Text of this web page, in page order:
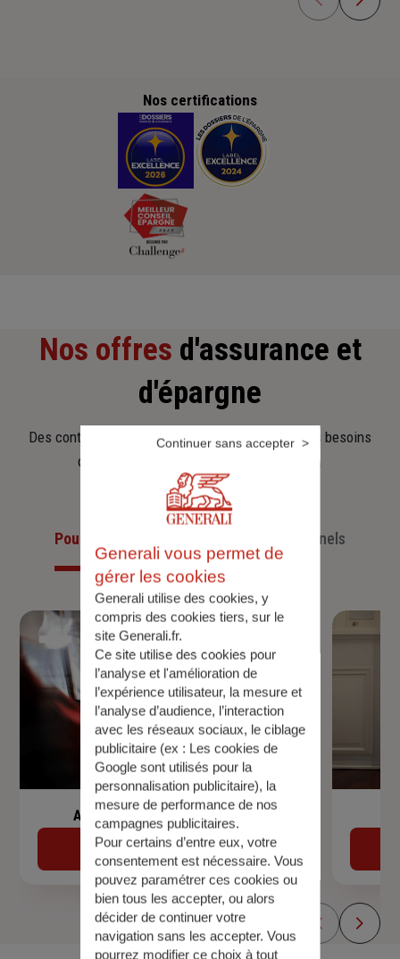
Nos certifications
Nos offres d'assurance et
d'épargne
Des contrats clairs et flexibles pour sécuriser vos besoins
d’aujourd’hui et anticiper ceux de demain.
Pour les particuliers Pour les professionnels
Assurance de prêt immobilier
Découvrir
Generali vous permet de
gérer les cookies
Generali utilise des cookies, y
compris des cookies tiers, sur le
site Generali.fr.
Ce site utilise des cookies pour
l’analyse et l'amélioration de
l’expérience utilisateur, la mesure et
l’analyse d’audience, l’interaction
avec les réseaux sociaux, le ciblage
publicitaire (ex : Les cookies de
Google sont utilisés pour la
personnalisation publicitaire), la
mesure de performance de nos
campagnes publicitaires.
Pour certains d’entre eux, votre
consentement est nécessaire. Vous
pouvez paramétrer ces cookies ou
bien tous les accepter, ou alors
décider de continuer votre
navigation sans les accepter. Vous
pourrez modifier ce choix à tout
Continuer sans accepter